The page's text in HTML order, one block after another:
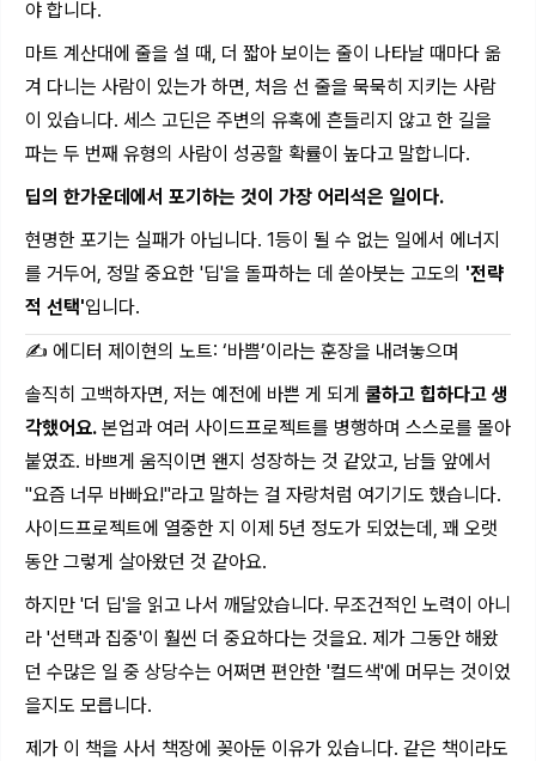
야 합니다.
마트 계산대에 줄을 설 때, 더 짧아 보이는 줄이 나타날 때마다 옮
겨 다니는 사람이 있는가 하면, 처음 선 줄을 묵묵히 지키는 사람
이 있습니다. 세스 고딘은 주변의 유혹에 흔들리지 않고 한 길을
파는 두 번째 유형의 사람이 성공할 확률이 높다고 말합니다.
딥의 한가운데에서 포기하는 것이 가장 어리석은 일이다.
현명한 포기는 실패가 아닙니다. 1등이 될 수 없는 일에서 에너지
를 거두어, 정말 중요한 '딥'을 돌파하는 데 쏟아붓는 고도의 '전략
적 선택'입니다.
✍️ 에디터 제이현의 노트: ‘바쁨’이라는 훈장을 내려놓으며
솔직히 고백하자면, 저는 예전에 바쁜 게 되게 쿨하고 힙하다고 생
각했어요. 본업과 여러 사이드프로젝트를 병행하며 스스로를 몰아
붙였죠. 바쁘게 움직이면 왠지 성장하는 것 같았고, 남들 앞에서
"요즘 너무 바빠요!"라고 말하는 걸 자랑처럼 여기기도 했습니다.
사이드프로젝트에 열중한 지 이제 5년 정도가 되었는데, 꽤 오랫
동안 그렇게 살아왔던 것 같아요.
하지만 '더 딥'을 읽고 나서 깨달았습니다. 무조건적인 노력이 아니
라 '선택과 집중'이 훨씬 더 중요하다는 것을요. 제가 그동안 해왔
던 수많은 일 중 상당수는 어쩌면 편안한 '컬드색'에 머무는 것이었
을지도 모릅니다.
제가 이 책을 사서 책장에 꽂아둔 이유가 있습니다. 같은 책이라도